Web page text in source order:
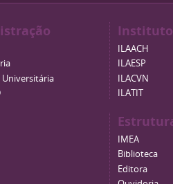
ILAACH
ILAESP
ILACVN
ILATIT
IMEA
Biblioteca
Editora